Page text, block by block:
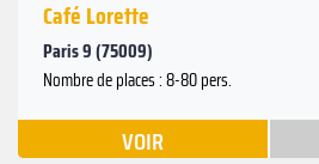
Café Lorette
Paris 9 (75009)
Nombre de places : 8-80 pers.
VOIR